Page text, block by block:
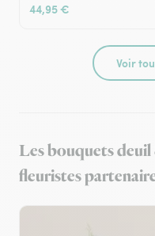
44,95 €
Voir
Les bouquets deuil
fleuristes